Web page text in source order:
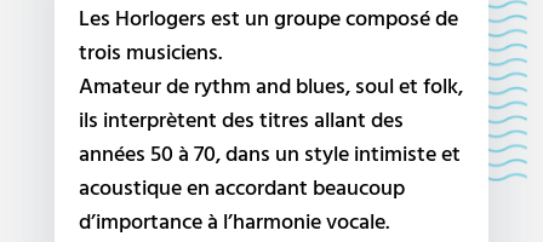
Les Horlogers est un groupe composé de
trois musiciens.
Amateur de rythm and blues, soul et folk,
ils interprètent des titres allant des
années 50 à 70, dans un style intimiste et
acoustique en accordant beaucoup
d’importance à l’harmonie vocale.